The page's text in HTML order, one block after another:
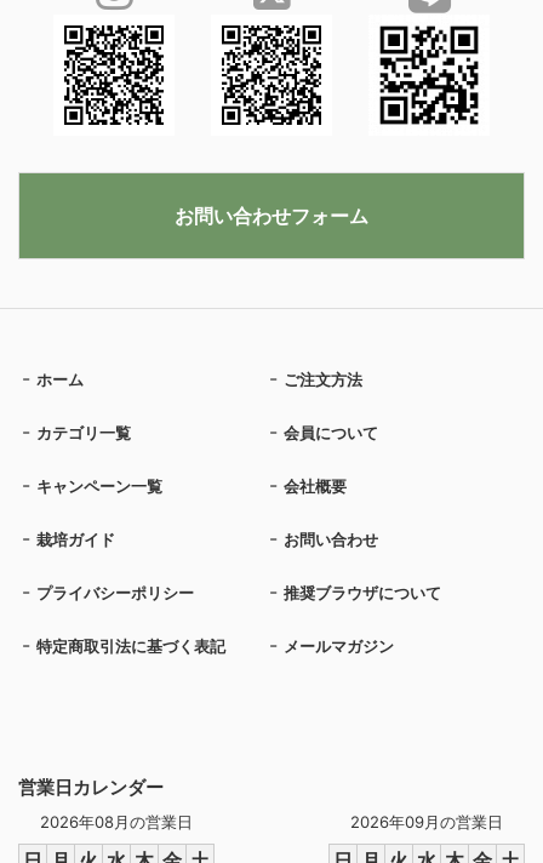
営業日カレンダー
2026年08月の営業日 2026年09月の営業日
ホーム ご注文方法
カテゴリ一覧 会員について
キャンペーン一覧 会社概要
栽培ガイド お問い合わせ
プライバシーポリシー 推奨ブラウザについて
特定商取引法に基づく表記 メールマガジン
お問い合わせフォーム